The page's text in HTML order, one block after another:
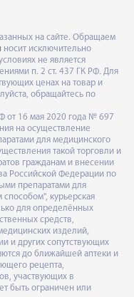
на сайте. Обращаем
носит исключительно
не является
п. 2 ст. 437 ГК РФ. Для
ценах на товар и
обращайтесь по
от 16 мая 2020 года № 697
на осуществление
для медицинского
такой торговли и
гражданам и внесении
Российской Федерации по
препаратами для
курьерская
для определённых
средств,
изделий,
и других сопутствующих
до ближайшей аптеки и
рецепта,
участвующих в
быть ограничен или